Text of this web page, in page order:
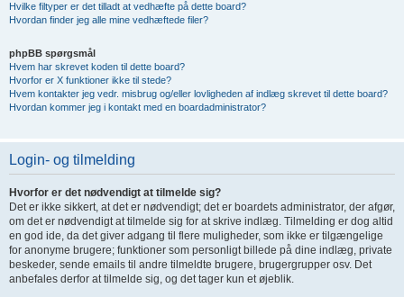
Hvilke filtyper er det tilladt at vedhæfte på dette board?
Hvordan finder jeg alle mine vedhæftede filer?
phpBB spørgsmål
Hvem har skrevet koden til dette board?
Hvorfor er X funktioner ikke til stede?
Hvem kontakter jeg vedr. misbrug og/eller lovligheden af indlæg skrevet til dette board?
Hvordan kommer jeg i kontakt med en boardadministrator?
Login- og tilmelding
Hvorfor er det nødvendigt at tilmelde sig?
Det er ikke sikkert, at det er nødvendigt; det er boardets administrator, der afgør,
om det er nødvendigt at tilmelde sig for at skrive indlæg. Tilmelding er dog altid
en god ide, da det giver adgang til flere muligheder, som ikke er tilgængelige
for anonyme brugere; funktioner som personligt billede på dine indlæg, private
beskeder, sende emails til andre tilmeldte brugere, brugergrupper osv. Det
anbefales derfor at tilmelde sig, og det tager kun et øjeblik.